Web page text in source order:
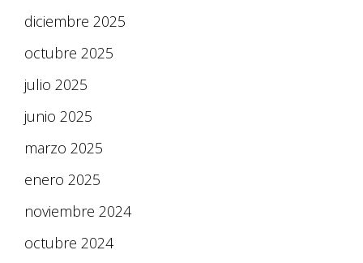
diciembre 2025
octubre 2025
julio 2025
junio 2025
marzo 2025
enero 2025
noviembre 2024
octubre 2024